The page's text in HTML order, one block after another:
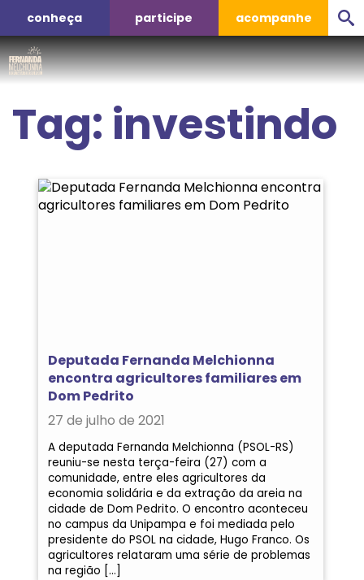
conheça participe acompanhe
Tag: investindo
Deputada Fernanda Melchionna
encontra agricultores familiares em
Dom Pedrito
27 de julho de 2021
A deputada Fernanda Melchionna (PSOL-RS)
reuniu-se nesta terça-feira (27) com a
comunidade, entre eles agricultores da
economia solidária e da extração da areia na
cidade de Dom Pedrito. O encontro aconteceu
no campus da Unipampa e foi mediada pelo
presidente do PSOL na cidade, Hugo Franco. Os
agricultores relataram uma série de problemas
na região […]